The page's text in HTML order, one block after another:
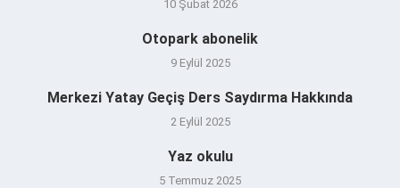
10 Şubat 2026
Otopark abonelik
9 Eylül 2025
Merkezi Yatay Geçiş Ders Saydırma Hakkında
2 Eylül 2025
Yaz okulu
5 Temmuz 2025